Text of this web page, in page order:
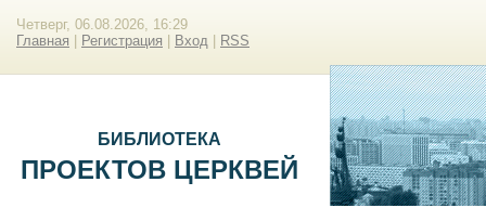
Четверг, 06.08.2026, 16:29
Главная
Регистрация Вход RSS
БИБЛИОТЕКА
ПРОЕКТОВ ЦЕРКВЕЙ